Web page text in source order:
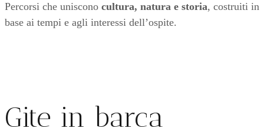
Percorsi che uniscono cultura, natura e storia, costruiti in
base ai tempi e agli interessi dell’ospite.
Gite in barca